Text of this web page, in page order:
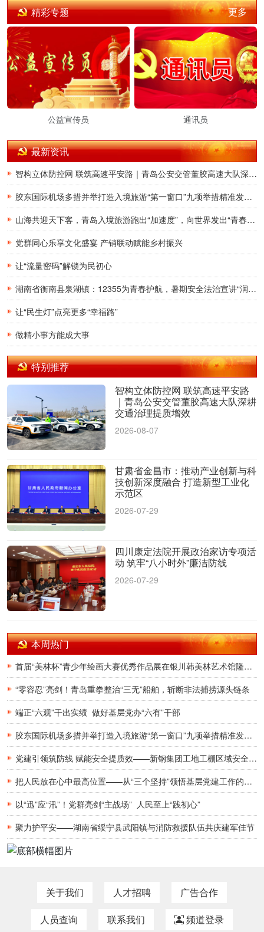
精彩专题 更多
公益宣传员 通讯员
最新资讯
智构立体防控网 联筑高速平安路｜青岛公安交管董胶高速大队深耕交通治理提质增效
胶东国际机场多措并举打造入境旅游“第一窗口”九项举措精准发力，助力青岛建设国际滨海旅游度假胜地
山海共迎天下客，青岛入境旅游跑出“加速度”，向世界发出“青春之约”
党群同心乐享文化盛宴 产销联动赋能乡村振兴
让“流量密码”解锁为民初心
湖南省衡南县泉湖镇：12355为青春护航，暑期安全法治宣讲“润”童心
让“民生灯”点亮更多“幸福路”
做精小事方能成大事
特别推荐
智构立体防控网 联筑高速平安路
｜青岛公安交管董胶高速大队深耕
交通治理提质增效
2026-08-07
甘肃省金昌市：推动产业创新与科
技创新深度融合 打造新型工业化
示范区
2026-07-29
四川康定法院开展政治家访专项活
动 筑牢“八小时外”廉洁防线
2026-07-29
本周热门
首届“美林杯”青少年绘画大赛优秀作品展在银川韩美林艺术馆隆重开幕
“零容忍”亮剑！青岛重拳整治“三无”船舶，斩断非法捕捞源头链条
端正“六观”干出实绩 做好基层党办“六有”干部
胶东国际机场多措并举打造入境旅游“第一窗口”九项举措精准发力，助力青岛建设国际滨海旅游度假胜地
党建引领筑防线 赋能安全提质效——新钢集团工地工棚区域安全管理创新实践研究
把人民放在心中最高位置——从“三个坚持”领悟基层党建工作的为民初心
以“迅”应“汛”！党群亮剑“主战场” 人民至上“践初心”
聚力护平安——湖南省绥宁县武阳镇与消防救援队伍共庆建军佳节
关于我们 人才招聘
广告合作
人员查询
联系我们 频道登录